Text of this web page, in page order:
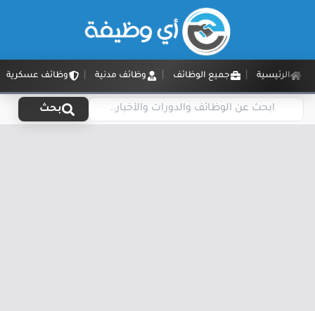
الرئيسية جميع الوظائف وظائف مدنية وظائف عسكرية
بحث